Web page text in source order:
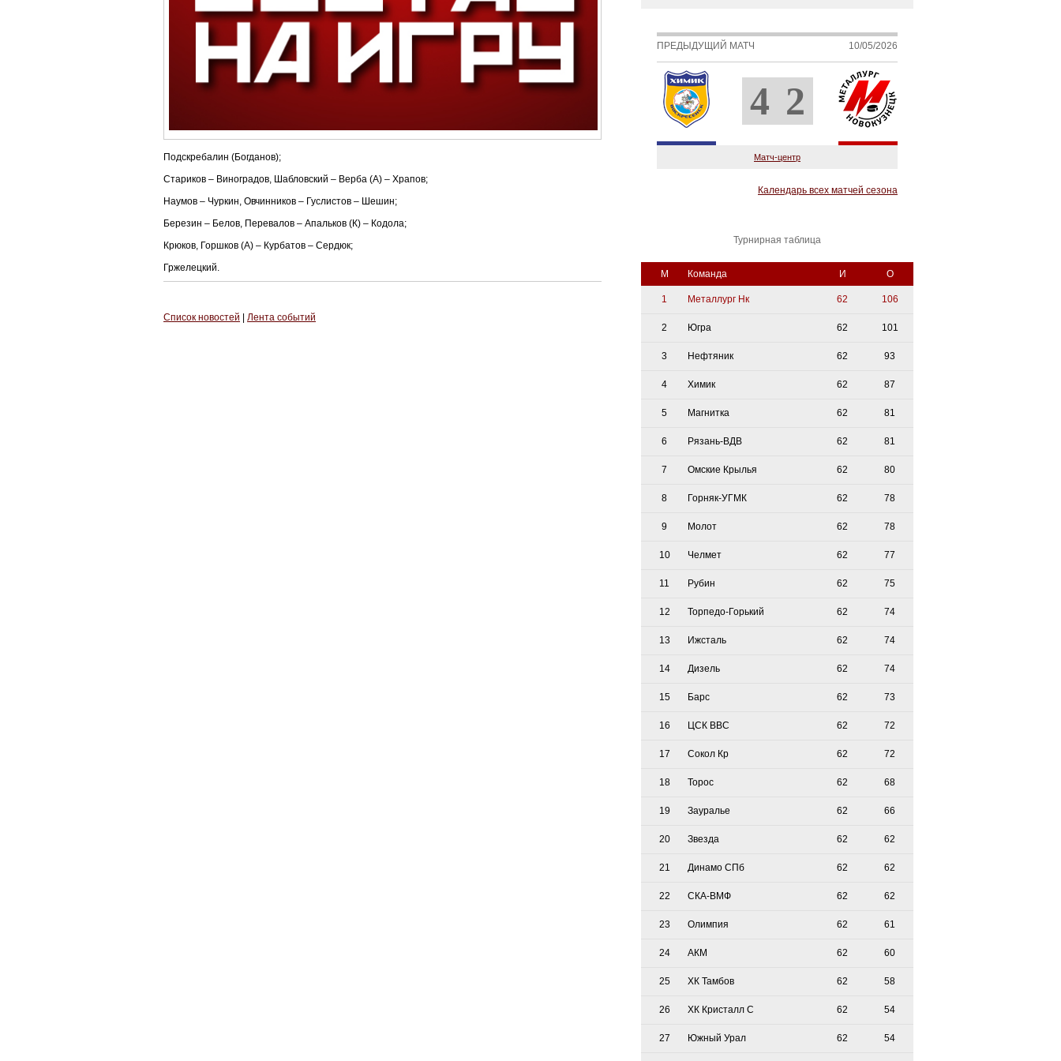
Подскребалин (Богданов);
Стариков – Виноградов, Шабловский – Верба (А) – Храпов;
Наумов – Чуркин, Овчинников – Гуслистов – Шешин;
Березин – Белов, Перевалов – Апальков (К) – Кодола;
Крюков, Горшков (А) – Курбатов – Сердюк;
Гржелецкий.
Список новостей Лента событий
ПРЕДЫДУЩИЙ МАТЧ 10/05/2026
4 2
Матч-центр
Календарь всех матчей сезона
Турнирная таблица
М Команда И О
1 Металлург Нк 62 106
2 Югра 62 101
3 Нефтяник 62 93
4 Химик 62 87
5 Магнитка 62 81
6 Рязань-ВДВ 62 81
7 Омские Крылья 62 80
8 Горняк-УГМК 62 78
9 Молот 62 78
10 Челмет 62 77
11 Рубин 62 75
12 Торпедо-Горький 62 74
13 Ижсталь 62 74
14 Дизель 62 74
15 Барс 62 73
16 ЦСК ВВС 62 72
17 Сокол Кр 62 72
18 Торос 62 68
19 Зауралье 62 66
20 Звезда 62 62
21 Динамо СПб 62 62
22 СКА-ВМФ 62 62
23 Олимпия 62 61
24 АКМ 62 60
25 ХК Тамбов 62 58
26 ХК Кристалл С 62 54
27 Южный Урал 62 54